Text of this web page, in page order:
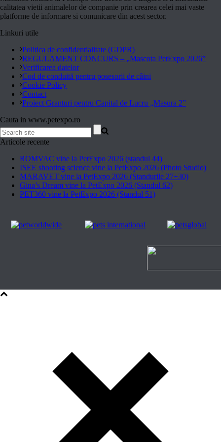
calitatea vietii animalelor de companie prin crearea celei mai vaste
platforme de informare si comunicare din acest sector.
Linkuri utile
Politica de confidentialitate (GDPR)
REGULAMENT CONCURS – „Mascota PetExpo 2026”
Verificarea datelor
Cod de conduită pentru posesorii de câini
Cookie Policy
Contact
Proiect Granturi pentru Capital de Lucru „Masura 2”
Cauta in www.petexpo.ro
Articole recente
ROMVAC vine la PetExpo 2026 (standul 44)
ISEE shooting science vine la PetExpo 2026 (Photo Studio)
MARAVET vine la PetExpo 2026 (Standurile 27+30)
Gina’s Dream vine la PetExpo 2026 (Standul 62)
PET360 vine la PetExpo 2026 (Standul 51)